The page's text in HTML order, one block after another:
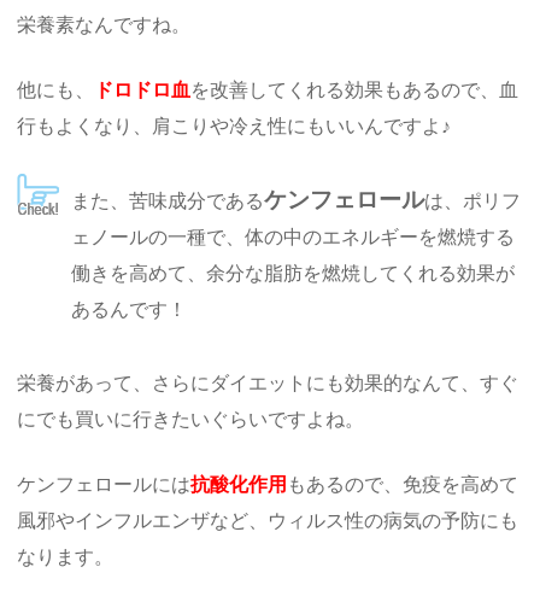
栄養素なんですね。
他にも、 ドロドロ血 を改善してくれる効果もあるので、血
行もよくなり、肩こりや冷え性にもいいんですよ♪
また、苦味成分であるケンフェロールは、ポリフ
ェノールの一種で、体の中のエネルギーを燃焼する
働きを高めて、余分な脂肪を燃焼してくれる効果が
あるんです！
栄養があって、さらにダイエットにも効果的なんて、すぐ
にでも買いに行きたいぐらいですよね。
ケンフェロールには抗酸化作用 もあるので、免疫を高めて
風邪やインフルエンザなど、ウィルス性の病気の予防にも
なります。